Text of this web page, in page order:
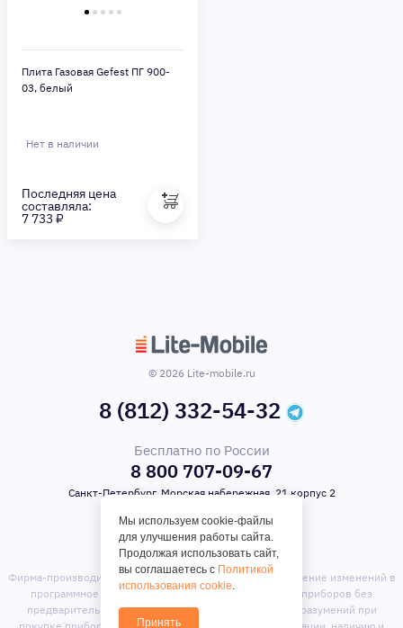
Плита Газовая Gefest ПГ 900-
03, белый
Нет в наличии
Последняя цена
составляла:
7 733 ₽
© 2026 Lite-mobile.ru
8 (812) 332-54-32
Бесплатно по России
8 800 707-09-67
Санкт-Петербург, Морская набережная, 21 корпус 2
Фирма-производитель оставляет за собой право на внесение изменений в
программное обеспечение, дизайн и комплектацию приборов без
предварительного уведомления. Во избежание недоразумений при
Мы используем cookie-файлы
для улучшения работы сайта.
Продолжая использовать сайт,
вы соглашаетесь с Политикой
использования cookie.
Принять